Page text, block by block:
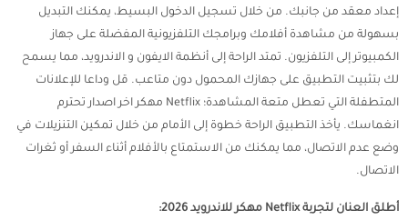
إعداد معقد من جانبك. من خلال تسجيل الدخول البسيط، يمكنك التبديل
بسهولة من مشاهدة أفلامك وبرامجك التلفزيونية المفضلة على جهاز
الكمبيوتر إلى التلفزيون. تمتد الراحة إلى أنظمة الايفون و الاندرويد، مما يسمح
لك بتثبيت التطبيق على جهازك المحمول دون متاعب. قل وداعا للإعلانات
المتطفلة التي تعطل متعة المشاهدة؛ Netflix مهكر اخر اصدار تحترم
انغماسك. يأخذ التطبيق الراحة خطوة إلى الأمام من خلال تمكين التنزيلات في
وضع عدم الاتصال، مما يمكنك من الاستمتاع بالأفلام أثناء السفر أو ثغرات
الاتصال.
أطلق العنان لتجربة Netflix مهكر للاندرويد 2026: